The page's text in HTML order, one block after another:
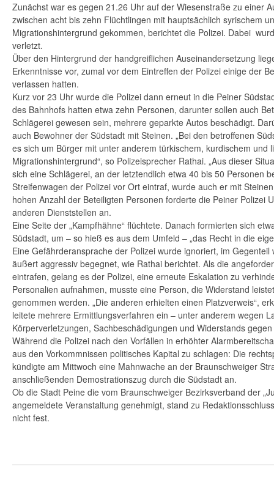
Zunächst war es gegen 21.26 Uhr auf der Wiesenstraße zu einer
zwischen acht bis zehn Flüchtlingen mit hauptsächlich syrischem
Migrationshintergrund gekommen, berichtet die Polizei. Dabei
verletzt.
Über den Hintergrund der handgreiflichen Auseinandersetzung
Erkenntnisse vor, zumal vor dem Eintreffen der Polizei einige der
verlassen hatten.
Kurz vor 23 Uhr wurde die Polizei dann erneut in die Peiner
des Bahnhofs hatten etwa zehn Personen, darunter sollen auch
Schlägerei gewesen sein, mehrere geparkte Autos beschädigt.
auch Bewohner der Südstadt mit Steinen. „Bei den betroffenen
es sich um Bürger mit unter anderem türkischem, kurdischem und
Migrationshintergrund“, so Polizeisprecher Rathai. „Aus dieser
sich eine Schlägerei, an der letztendlich etwa 40 bis 50 Personen
Streifenwagen der Polizei vor Ort eintraf, wurde auch er mit
hohen Anzahl der Beteiligten Personen forderte die Peiner Polizei
anderen Dienststellen an.
Eine Seite der „Kampfhähne“ flüchtete. Danach formierten sich
Südstadt, um – so hieß es aus dem Umfeld – „das Recht in die
Eine Gefährderansprache der Polizei wurde ignoriert, im Gegenteil
äußert aggressiv begegnet, wie Rathai berichtet. Als die
eintrafen, gelang es der Polizei, eine erneute Eskalation zu
Personalien aufnahmen, musste eine Person, die Widerstand
genommen werden. „Die anderen erhielten einen Platzverweis“,
leitete mehrere Ermittlungsverfahren ein – unter anderem wegen
Körperverletzungen, Sachbeschädigungen und Widerstands
Während die Polizei nach den Vorfällen in erhöhter
aus den Vorkommnissen politisches Kapital zu schlagen: Die
kündigte am Mittwoch eine Mahnwache an der Braunschweiger
anschließenden Demostrationszug durch die Südstadt an.
Ob die Stadt Peine die vom Braunschweiger Bezirksverband der
angemeldete Veranstaltung genehmigt, stand zu
nicht fest.